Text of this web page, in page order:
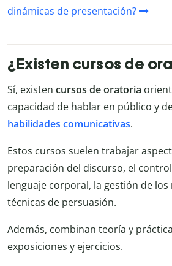
dinámicas de presentación?
¿Existen cursos de
Sí, existen cursos de oratoria
capacidad de hablar en público y
habilidades comunicativas.
Estos cursos suelen trabajar
preparación del discurso, el
lenguaje corporal, la gestión de los
técnicas de persuasión.
Además, combinan teoría y
exposiciones y ejercicios.